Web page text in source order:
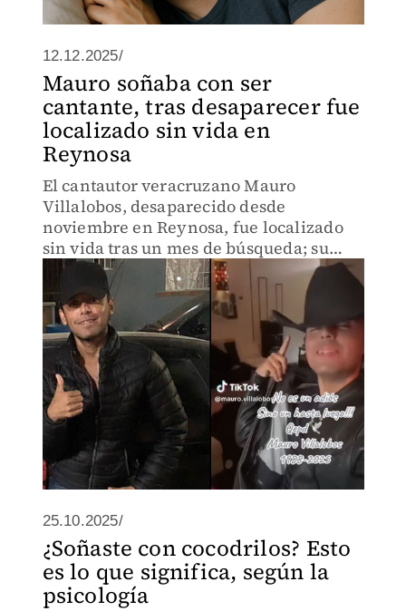
12.12.2025/
Mauro soñaba con ser
cantante, tras desaparecer fue
localizado sin vida en
Reynosa
El cantautor veracruzano Mauro
Villalobos, desaparecido desde
noviembre en Reynosa, fue localizado
sin vida tras un mes de búsqueda; su
familia lamentó la pérdida.
25.10.2025/
¿Soñaste con cocodrilos? Esto
es lo que significa, según la
psicología